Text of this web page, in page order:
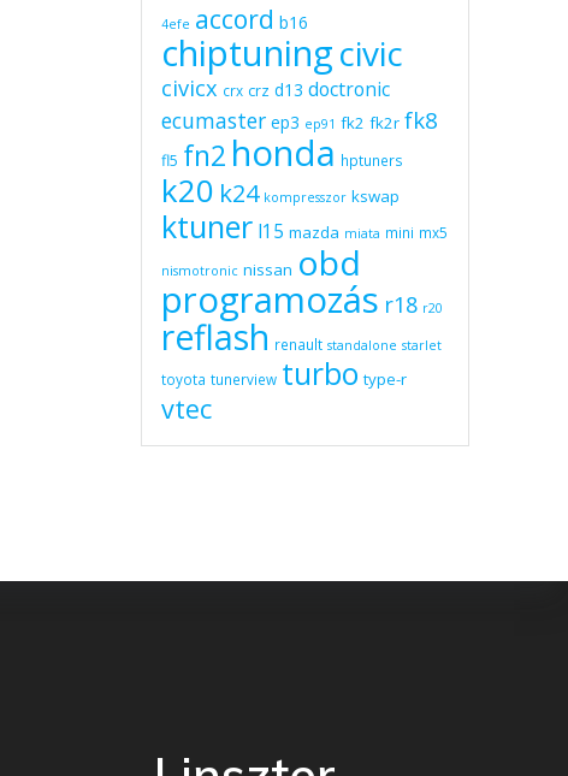
4efe accord b16
chiptuningcivic
civicx crx crz d13 doctronic
ecumaster ep3 ep91 fk2 fk2r fk8
fl5 fn2 honda hptuners
k20 k24 kompresszor kswap
ktuner l15 mazda miata mini mx5
nismotronic nissan obd
programozás r18 r20
reflash renault standalone starlet
toyota tunerview turbo type-r
vtec